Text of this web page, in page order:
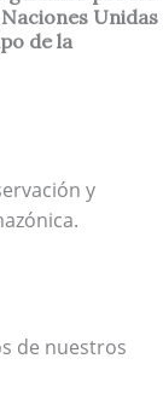
Unidas
de la
y
de nuestros